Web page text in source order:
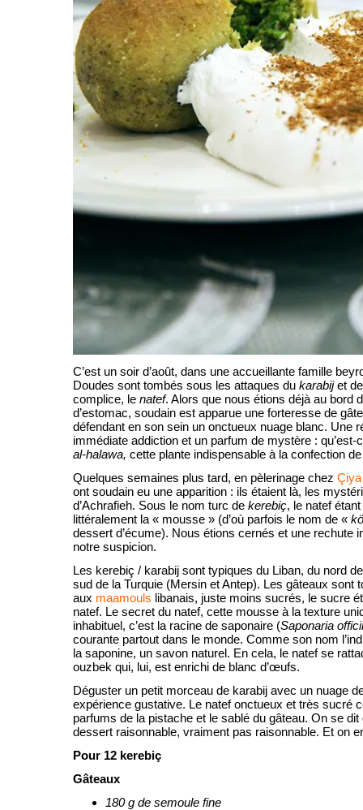
C’est un soir d’août, dans une accueillante famille
Doudes sont tombés sous les attaques du karabijet
complice, le natef. Alors que nous étions déjà au bord
d’estomac, soudain est apparue une forteresse de
défendant en son sein un onctueux nuage blanc. Une
immédiate addiction et un parfum de mystère :
al-halawa, cette plante indispensable à la confection
Quelques semaines plus tard, en pèlerinage chez Çiya
ont soudain eu une apparition : ils étaient là, les
d’Achrafieh. Sous le nom turc de kerebiç, le natef
littéralement la « mousse » (d’où parfois le nom de «
dessert d’écume). Nous étions cernés et une rechute
notre suspicion.
Les kerebiç / karabij sont typiques du Liban, du nord
sud de la Turquie (Mersin et Antep). Les gâteaux sont
aux maamouls libanais, juste moins sucrés, le sucre
natef. Le secret du natef, cette mousse à la texture
inhabituel, c’est la racine de saponaire (Saponaria
courante partout dans le monde. Comme son nom
la saponine, un savon naturel. En cela, le natef se
ouzbek qui, lui, est enrichi de blanc d’œufs.
Déguster un petit morceau de karabij avec un nuage
expérience gustative. Le natef onctueux et très sucré
parfums de la pistache et le sablé du gâteau. On se dit
dessert raisonnable, vraiment pas raisonnable. Et on
Pour 12 kerebiç
Gâteaux
180 g de semoule fine